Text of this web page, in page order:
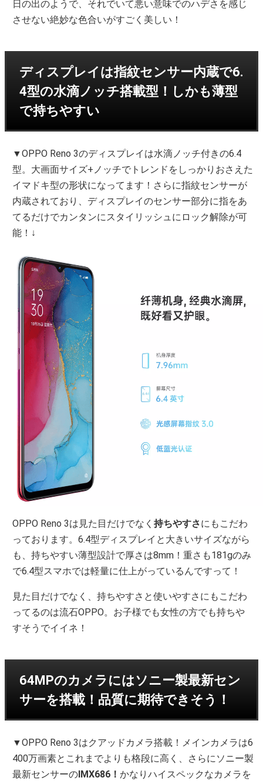
日の出のようで、それでいて悪い意味でのハデさを感じ
させない絶妙な色合いがすごく美しい！
ディスプレイは指紋センサー内蔵で6.
4型の水滴ノッチ搭載型！しかも薄型
で持ちやすい
▼OPPO Reno 3のディスプレイは水滴ノッチ付きの6.4
型。大画面サイズ+ノッチでトレンドをしっかりおさえた
イマドキ型の形状になってます！さらに指紋センサーが
内蔵されており、ディスプレイのセンサー部分に指をあ
てるだけでカンタンにスタイリッシュにロック解除が可
能！↓
OPPO Reno 3は見た目だけでなく持ちやすさにもこだわ
っております。6.4型ディスプレイと大きいサイズながら
も、持ちやすい薄型設計で厚さは8mm！重さも181gのみ
で6.4型スマホでは軽量に仕上がっているんですって！
見た目だけでなく、持ちやすさと使いやすさにもこだわ
ってるのは流石OPPO。お子様でも女性の方でも持ちや
すそうでイイネ！
64MPのカメラにはソニー製最新セン
サーを搭載！品質に期待できそう！
▼OPPO Reno 3はクアッドカメラ搭載！メインカメラは6
400万画素とこれまでよりも格段に高く、さらにソニー製
最新センサーの IMX686！かなりハイスペックなカメラを